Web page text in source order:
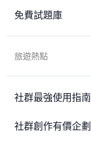
免費試題庫
旅遊熱點
社群最強使用指南
社群創作有價企劃